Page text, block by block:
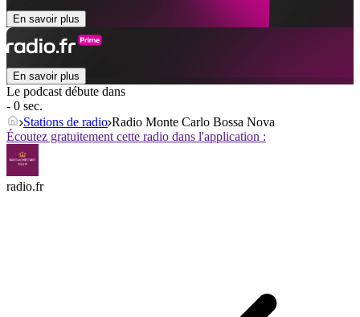
En savoir plus
En savoir plus
Le podcast débute dans
- 0 sec.
Stations de radio Radio Monte Carlo Bossa Nova
Écoutez gratuitement cette radio dans l'application :
radio.fr